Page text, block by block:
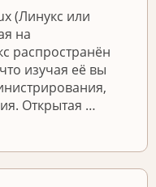
(Линукс или
на
распространён
изучая её вы
Открытая …